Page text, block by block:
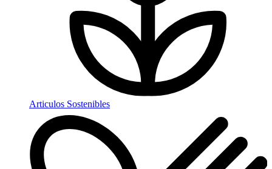
Articulos Sostenibles